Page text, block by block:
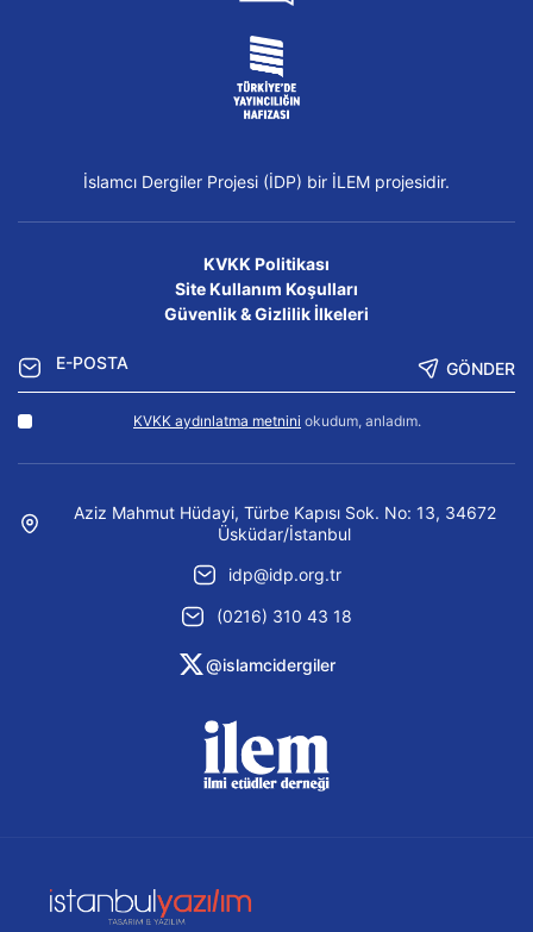
İslamcı Dergiler Projesi (İDP) bir İLEM projesidir.
KVKK Politikası
Site Kullanım Koşulları
Güvenlik & Gizlilik İlkeleri
GÖNDER
KVKK aydınlatma metnini okudum, anladım.
Aziz Mahmut Hüdayi, Türbe Kapısı Sok. No: 13, 34672
Üsküdar/İstanbul
idp@idp.org.tr
(0216) 310 43 18
@islamcidergiler